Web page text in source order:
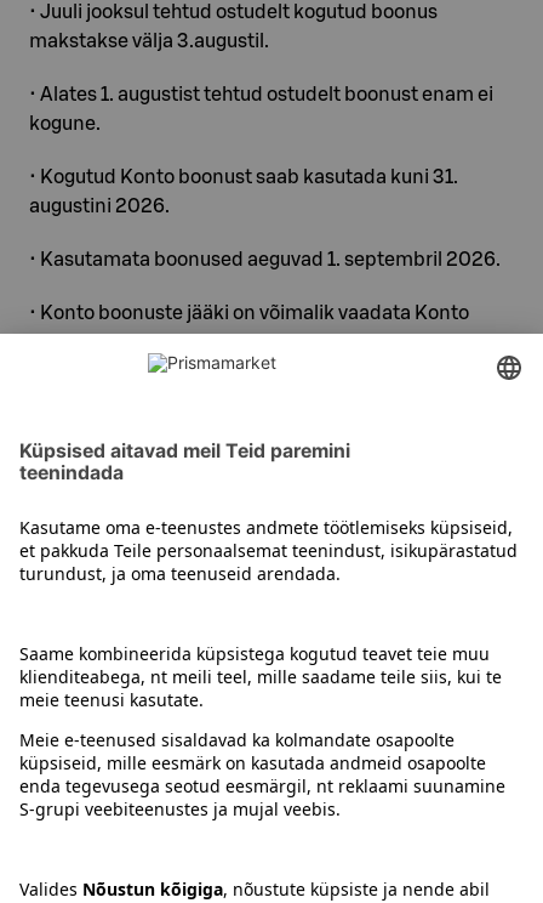
• Juuli jooksul tehtud ostudelt kogutud boonus
makstakse välja 3.augustil.
• Alates 1. augustist tehtud ostudelt boonust enam ei
kogune.
• Kogutud Konto boonust saab kasutada kuni 31.
augustini 2026.
• Kasutamata boonused aeguvad 1. septembril 2026.
• Konto boonuste jääki on võimalik vaadata Konto
Prisma iseteeninduskassa ekraanilt ja ostutšeki
• Prisma kinkekaardid kehtivad kuni 31. augustini
2026.
Juhised
Tingimused